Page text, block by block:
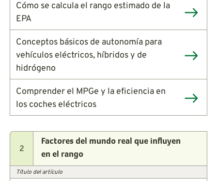
Cómo se calcula el rango estimado de la
EPA
Conceptos básicos de autonomía para
vehículos eléctricos, híbridos y de
hidrógeno
Comprender el MPGe y la eficiencia en
los coches eléctricos
2
Factores del mundo real que influyen
en el rango
Título del artículo